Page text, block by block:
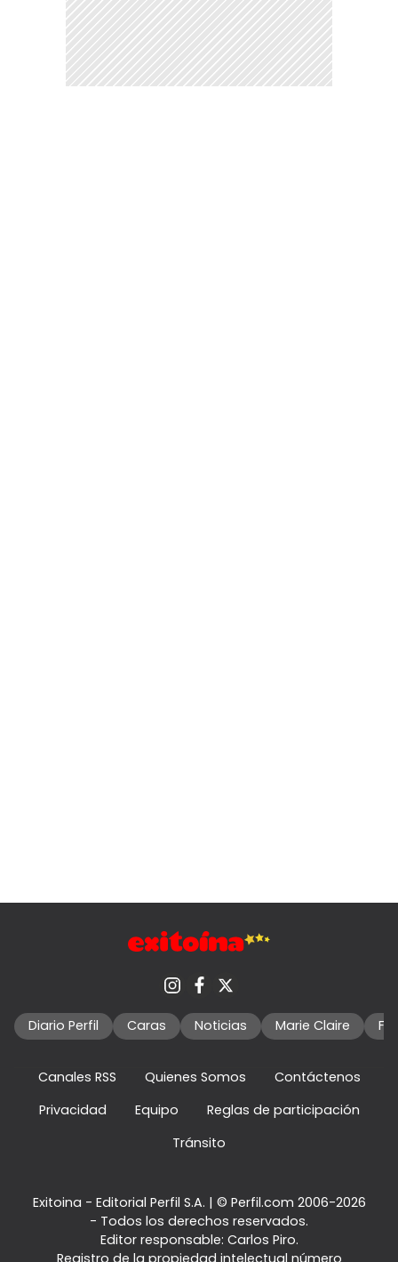
Diario Perfil Caras Noticias Marie Claire
Canales RSS Quienes Somos
Contáctenos
Privacidad
Equipo
Reglas de participación
Tránsito
Exitoina - Editorial Perfil S.A. | © Perfil.com 2006-2026
- Todos los derechos reservados.
Editor responsable: Carlos Piro.
Registro de la propiedad intelectual número